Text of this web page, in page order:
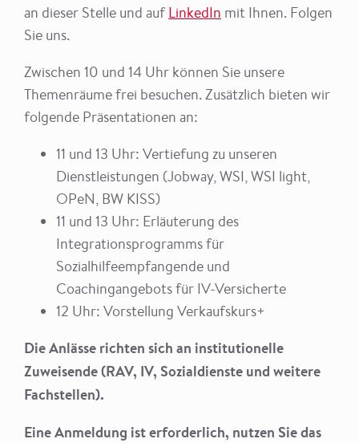
an dieser Stelle und aufLinkedIn mit Ihnen. Folgen
Sie uns.
Zwischen 10 und 14 Uhr können Sie unsere
Themenräume frei besuchen. Zusätzlich bieten wir
folgende Präsentationen an:
11 und 13 Uhr: Vertiefung zu unseren
Dienstleistungen (Jobway, WSI, WSI light,
OPeN, BW KISS)
11 und 13 Uhr: Erläuterung des
Integrationsprogramms für
Sozialhilfeempfangende und
Coachingangebots für IV-Versicherte
12 Uhr: Vorstellung Verkaufskurs+
Die Anlässe richten sich an institutionelle
Zuweisende (RAV, IV, Sozialdienste und weitere
Fachstellen).
Eine Anmeldung ist erforderlich, nutzen Sie das